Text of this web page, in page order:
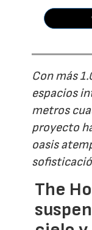
Con más
espacios
metros
proyecto
oasis
The